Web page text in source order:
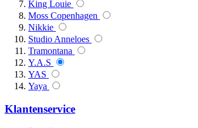
King Louie
Moss Copenhagen
Nikkie
Studio Anneloes
Tramontana
Y.A.S
YAS
Yaya
Klantenservice